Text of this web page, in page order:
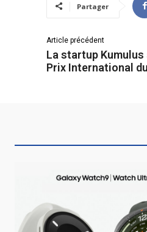
Partager
Article précédent
La startup Kumulus
Prix International